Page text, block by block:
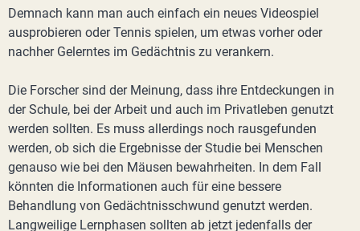
Demnach kann man auch einfach ein neues Videospiel
ausprobieren oder Tennis spielen, um etwas vorher oder
nachher Gelerntes im Gedächtnis zu verankern.
Die Forscher sind der Meinung, dass ihre Entdeckungen in
der Schule, bei der Arbeit und auch im Privatleben genutzt
werden sollten. Es muss allerdings noch rausgefunden
werden, ob sich die Ergebnisse der Studie bei Menschen
genauso wie bei den Mäusen bewahrheiten. In dem Fall
könnten die Informationen auch für eine bessere
Behandlung von Gedächtnisschwund genutzt werden.
Langweilige Lernphasen sollten ab jetzt jedenfalls der